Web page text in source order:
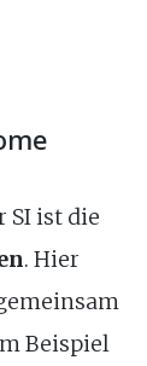
SI ist die
. Hier
Beispiel